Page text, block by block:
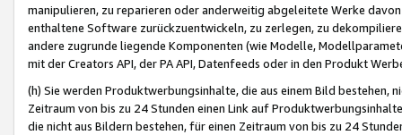
manipulieren, zu reparieren oder anderweitig abgeleitete Werke
enthaltene Software zurückzuentwickeln, zu zerlegen, zu
andere zugrunde liegende Komponenten (wie Modelle,
mit der Creators API, der PA API, Datenfeeds oder in den Produkt
(h) Sie werden Produktwerbungsinhalte, die aus einem Bild bestehen,
Zeitraum von bis zu 24 Stunden einen Link auf
die nicht aus Bildern bestehen, für einen Zeitraum von bis zu 24